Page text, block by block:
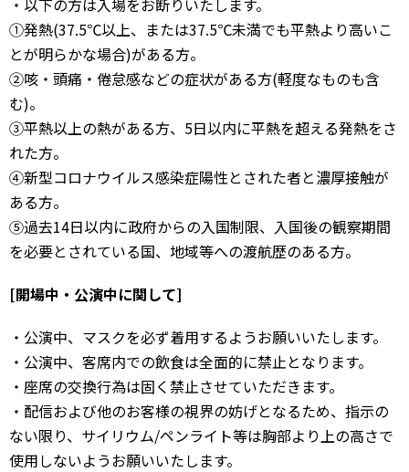
①発熱(37.5℃以上、または37.5℃未満でも平熱より高いこ
とが明らかな場合)がある方。
②咳・頭痛・倦怠感などの症状がある方(軽度なものも含
む)。
③平熱以上の熱がある方、5日以内に平熱を超える発熱をさ
れた方。
④新型コロナウイルス感染症陽性とされた者と濃厚接触が
ある方。
⑤過去14日以内に政府からの入国制限、入国後の観察期間
を必要とされている国、地域等への渡航歴のある方。
[開場中・公演中に関して]
・公演中、マスクを必ず着用するようお願いいたします。
・公演中、客席内での飲食は全面的に禁止となります。
・座席の交換行為は固く禁止させていただきます。
・配信および他のお客様の視界の妨げとなるため、指示の
ない限り、サイリウム/ペンライト等は胸部より上の高さで
使用しないようお願いいたします。